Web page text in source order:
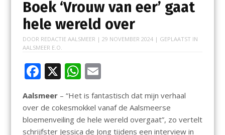
Boek ‘Vrouw van eer’ gaat
hele wereld over
DOOR REDACTIE AALSMEER | 29 NOVEMBER 2024| GEPLAATST IN
AALSMEER E.O.
F
e
b
X W
at
s
E
ai
l
Aalsmeer – “Het is fantastisch dat mijn verhaal
over de cokesmokkel vanaf de Aalsmeerse
bloemenveiling de hele wereld overgaat”, zo vertelt
schrijfster Jessica de Jong tijdens een interview in